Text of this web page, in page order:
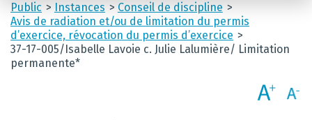
Public Instances
Conseil de discipline
Avis de radiation et/ou de limitation du permis
d’exercice, révocation du permis d’exercice
37-17-005/Isabelle Lavoie c. Julie Lalumière/ Limitation
permanente*